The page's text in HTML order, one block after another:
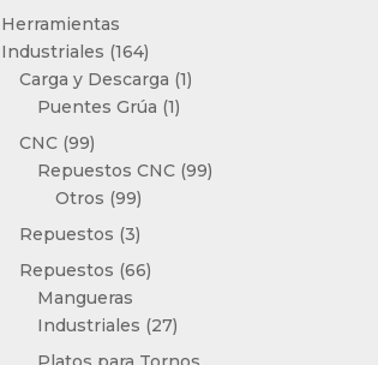
Herramientas
Industriales 164164
productos
Carga y Descarga 11
Puentes Grúa 11
CNC 9999
productos
Repuestos CNC 9999
Otros 9999
productos
Repuestos 33
productos
Repuestos 6666
Mangueras
Industriales
2727